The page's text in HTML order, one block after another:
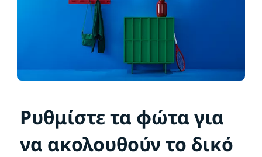
Ρυθμίστε τα φώτα για
να ακολουθούν το δικό